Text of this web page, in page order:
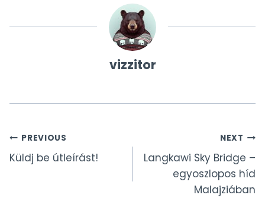
vizzitor
Bejegyzés
navigáció
PREVIOUS
Küldj be útleírást!
NEXT
Langkawi Sky Bridge –
egyoszlopos híd
Malajziában